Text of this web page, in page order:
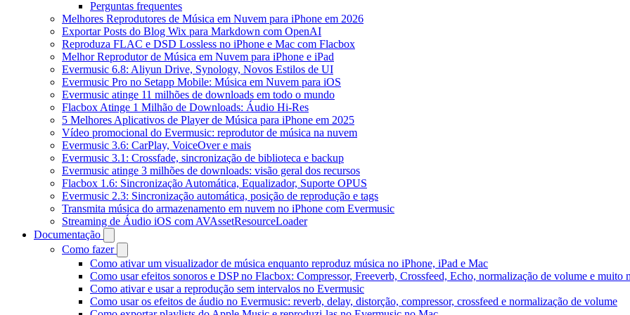
Perguntas frequentes
Melhores Reprodutores de Música em Nuvem para iPhone em 2026
Exportar Posts do Blog Wix para Markdown com OpenAI
Reproduza FLAC e DSD Lossless no iPhone e Mac com Flacbox
Melhor Reprodutor de Música em Nuvem para iPhone e iPad
Evermusic 6.8: Aliyun Drive, Synology, Novos Estilos de UI
Evermusic Pro no Setapp Mobile: Música em Nuvem para iOS
Evermusic atinge 11 milhões de downloads em todo o mundo
Flacbox Atinge 1 Milhão de Downloads: Áudio Hi-Res
5 Melhores Aplicativos de Player de Música para iPhone em 2025
Vídeo promocional do Evermusic: reprodutor de música na nuvem
Evermusic 3.6: CarPlay, VoiceOver e mais
Evermusic 3.1: Crossfade, sincronização de biblioteca e backup
Evermusic atinge 3 milhões de downloads: visão geral dos recursos
Flacbox 1.6: Sincronização Automática, Equalizador, Suporte OPUS
Evermusic 2.3: Sincronização automática, posição de reprodução e tags
Transmita música do armazenamento em nuvem no iPhone com Evermusic
Streaming de Áudio iOS com AVAssetResourceLoader
Documentação
Como fazer
Como ativar um visualizador de música enquanto reproduz música no iPhone, iPad e Mac
Como usar efeitos sonoros e DSP no Flacbox: Compressor, Freeverb, Crossfeed, Echo, normalização de volume e muito
Como ativar e usar a reprodução sem intervalos no Evermusic
Como usar os efeitos de áudio no Evermusic: reverb, delay, distorção, compressor, crossfeed e normalização de volume